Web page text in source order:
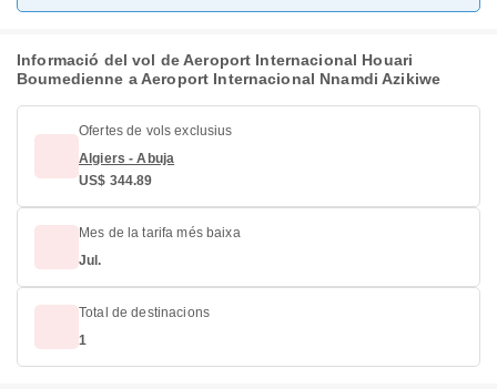
Informació del vol de Aeroport Internacional Houari
Boumedienne a Aeroport Internacional Nnamdi Azikiwe
Ofertes de vols exclusius
Algiers - Abuja
US$ 344.89
Mes de la tarifa més baixa
Jul.
Total de destinacions
1